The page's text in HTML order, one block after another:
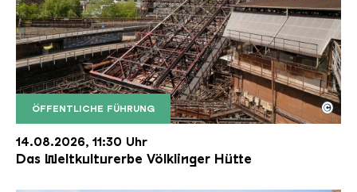
ÖFFENTLICHE FÜHRUNG
Der Erzschrägaufzug der Völklinger Hütte mit
Copyright: Weltkulturerbe Völklinger Hütte | Karl
©
14.08.2026, 11:30 Uhr
Das Weltkulturerbe Völklinger Hütte